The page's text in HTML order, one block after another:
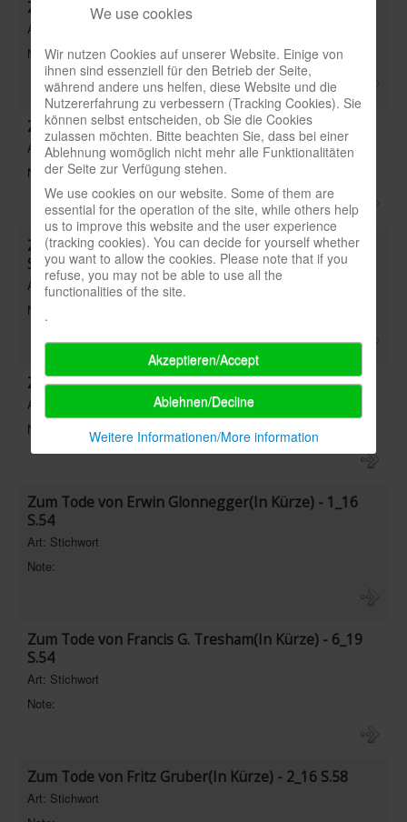
Zum Ersten, Zum Zweiten ...(Schmidt) - 2_90 S.16
Art: Titel
Note: 6,33
Zum Kuckuck(FXS) - 4_97 S.22
Art: Titel
Note: 7,5
Zum Tod von Ferdinand de Cassan(in Kürze) - 2_17
S.62
Art: Stichwort
Note:
Zum Tode von Eric Solomon(In Kürze) - 3_20 S.53
Art: Stichwort
Note:
Zum Tode von Erwin Glonnegger(In Kürze) - 1_16
S.54
Art: Stichwort
Note:
Zum Tode von Francis G. Tresham(In Kürze) - 6_19
S.54
Art: Stichwort
Note:
Zum Tode von Fritz Gruber(In Kürze) - 2_16 S.58
Art: Stichwort
We use cookies
Wir nutzen Cookies auf unserer Website. Einige von
ihnen sind essenziell für den Betrieb der Seite,
während andere uns helfen, diese Website und die
Nutzererfahrung zu verbessern (Tracking Cookies). Sie
können selbst entscheiden, ob Sie die Cookies
zulassen möchten. Bitte beachten Sie, dass bei einer
Ablehnung womöglich nicht mehr alle Funktionalitäten
der Seite zur Verfügung stehen.
We use cookies on our website. Some of them are
essential for the operation of the site, while others help
us to improve this website and the user experience
(tracking cookies). You can decide for yourself whether
you want to allow the cookies. Please note that if you
refuse, you may not be able to use all the
functionalities of the site.
.
Akzeptieren/Accept
Ablehnen/Decline
Weitere Informationen/More information